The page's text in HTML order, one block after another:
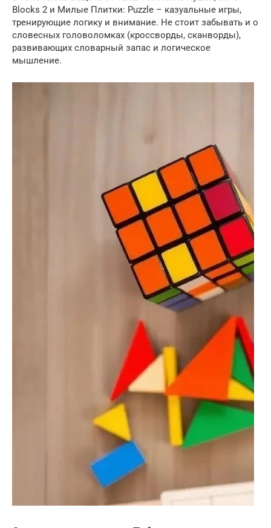
Blocks 2 и Милые Плитки: Puzzle – казуальные игры,
тренирующие логику и внимание. Не стоит забывать и о
словесных головоломках (кроссворды, сканворды),
развивающих словарный запас и логическое
мышление.